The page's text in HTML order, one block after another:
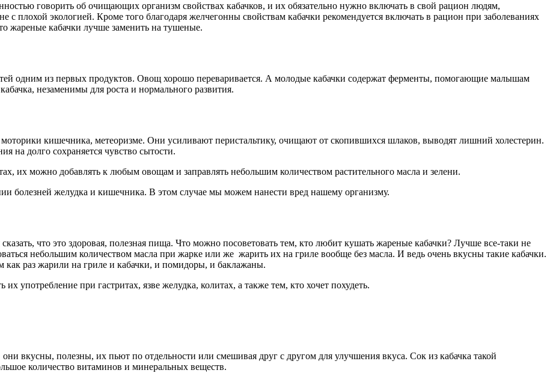
говорить об очищающих организм свойствах кабачков, и их обязательно нужно включать в свой рацион людям,
плохой экологией. Кроме того благодаря желчегонны свойствам кабачки рекомендуется включать в рацион при заболеваниях
жареные кабачки лучше заменить на тушеные.
одним из первых продуктов. Овощ хорошо переваривается. А молодые кабачки содержат ферменты, помогающие малышам
незаменимы для роста и нормального развития.
кишечника, метеоризме. Они усиливают перистальтику, очищают от скопившихся шлаков, выводят лишний холестерин.
на долго сохраняется чувство сытости.
их можно добавлять к любым овощам и заправлять небольшим количеством растительного масла и зелени.
болезней желудка и кишечника. В этом случае мы можем нанести вред нашему организму.
что это здоровая, полезная пища. Что можно посоветовать тем, кто любит кушать жареные кабачки? Лучше все-таки не
небольшим количеством масла при жарке или же жарить их на гриле вообще без масла. И ведь очень вкусны такие кабачки.
раз жарили на гриле и кабачки, и помидоры, и баклажаны.
употребление при гастритах, язве желудка, колитах, а также тем, кто хочет похудеть.
вкусны, полезны, их пьют по отдельности или смешивая друг с другом для улучшения вкуса. Сок из кабачка такой
количество витаминов и минеральных веществ.